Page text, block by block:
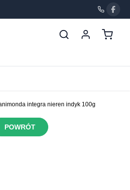
integra nieren indyk 100g
POWRÓT